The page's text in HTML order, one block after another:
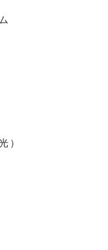
）